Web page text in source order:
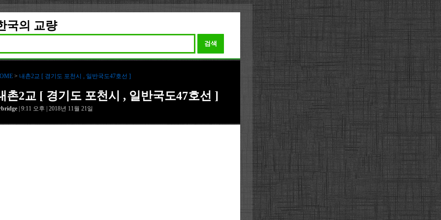
국의 교량
검색
> 내촌2교 [ 경기도 포천시 , 일반국도47호선 ]
촌2교 [ 경기도 포천시 , 일반국도47호선 ]
| 9:11 오후 | 2018년 11월 21일